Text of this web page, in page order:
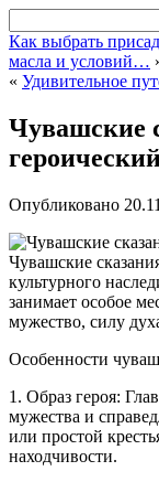
Как выбрать
масла и условий…
« Удивительное
Чувашские
Опубликовано
Чувашские
культурного
занимает особое
мужество, силу
Особенности
1. Образ героя:
мужества и
или простой
находчивости.